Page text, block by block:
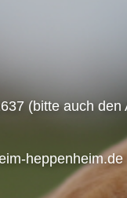
(bitte auch
heppenheim.de